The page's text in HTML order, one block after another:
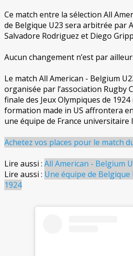
Ce match entre la sélection All
de Belgique U23 sera arbitrée par
Salvadore Rodriguez et Diego
Aucun changement n’est par
Le match All American - Belgium
organisée par l’association Rugby
finale des Jeux Olympiques de
formation made in US affrontera
une équipe de France universitaire
Achetez vos places pour le match
Lire aussi : All American - Belgium
Lire aussi : Une équipe de Belgique
1924